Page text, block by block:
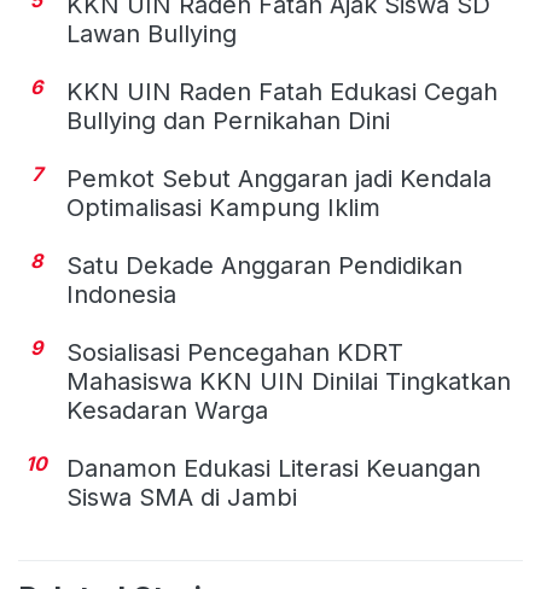
Lawan Bullying
6
KKN UIN Raden Fatah Edukasi Cegah
Bullying dan Pernikahan Dini
7
Pemkot Sebut Anggaran jadi Kendala
Optimalisasi Kampung Iklim
8
Satu Dekade Anggaran Pendidikan
Indonesia
9
Sosialisasi Pencegahan KDRT
Mahasiswa KKN UIN Dinilai Tingkatkan
Kesadaran Warga
10
Danamon Edukasi Literasi Keuangan
Siswa SMA di Jambi